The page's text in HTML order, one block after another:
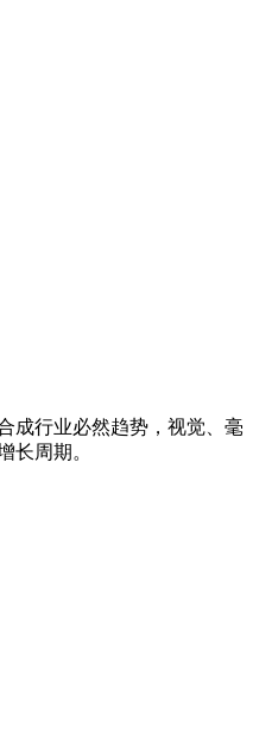
成行业必然趋势，视觉、毫
长周期。